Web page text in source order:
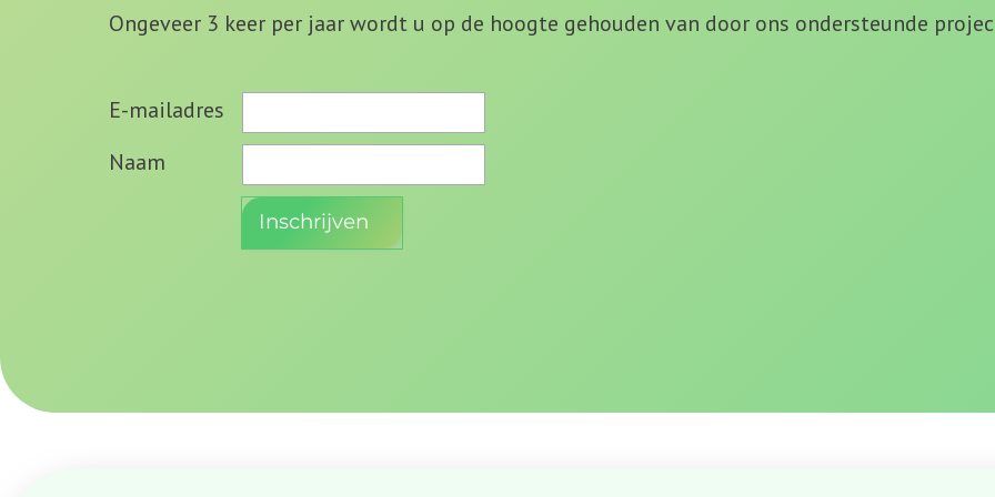
Ongeveer 3 keer per jaar wordt u op de hoogte gehouden van door ons ondersteunde
E-mailadres
Naam
Inschrijven